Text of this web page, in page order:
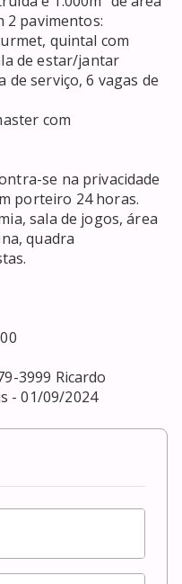
2 pavimentos:
quintal com
de estar/jantar
serviço, 6 vagas de
com
se na privacidade
porteiro 24 horas.
sala de jogos, área
quadra
3999 Ricardo
- 01/09/2024